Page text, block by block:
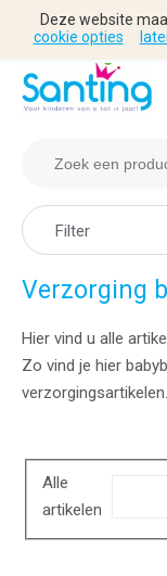
Filter
Verzorging
Hier vind u alle
Zo vind je hier
verzorgingsartikelen.
Alle
artikelen
Deze website
cookie opties